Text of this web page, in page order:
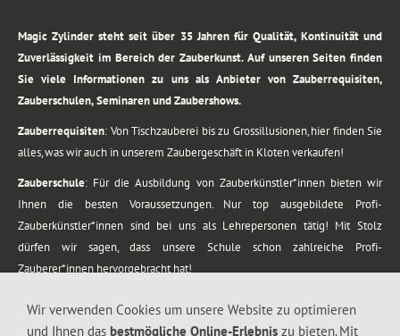
Magic Zylinder steht seit über 35 Jahren für Qualität, Kontinuität und
Zuverlässigkeit im Bereich der Zauberkunst. Auf unseren Seiten finden
Sie viele Informationen zu uns als Anbieter von Zauberrequisiten,
Zauberschulen, Seminaren und Zaubershows.
Zauberrequisiten: Von Tischzauberei bis zu Grossillusionen, hier finden Sie
alles, was wir auch in unserem Zaubergeschäft in Kloten verkaufen!
Zauberschule: Für die Ausbildung von Zauberkünstler*innen bieten wir
Ihnen die besten Voraussetzungen. Nur top ausgebildete Profi-
Zauberkünstler*innen sind bei uns als Lehrepersonen tätig! Mit Stolz
dürfen wir sagen, dass unsere Schule schon zahlreiche Profi-
Zauberer*innen hervorgebracht hat!
vom Kinderprogramm bis zur Tischzauberei. Lassen Sie sich faszinieren von
Wir verwenden Cookies um unsere Website zu optimieren
und Ihnen das bestmögliche Online-Erlebnis zu bieten. Mit